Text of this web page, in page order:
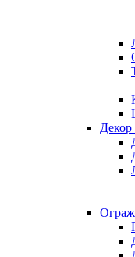
Декор